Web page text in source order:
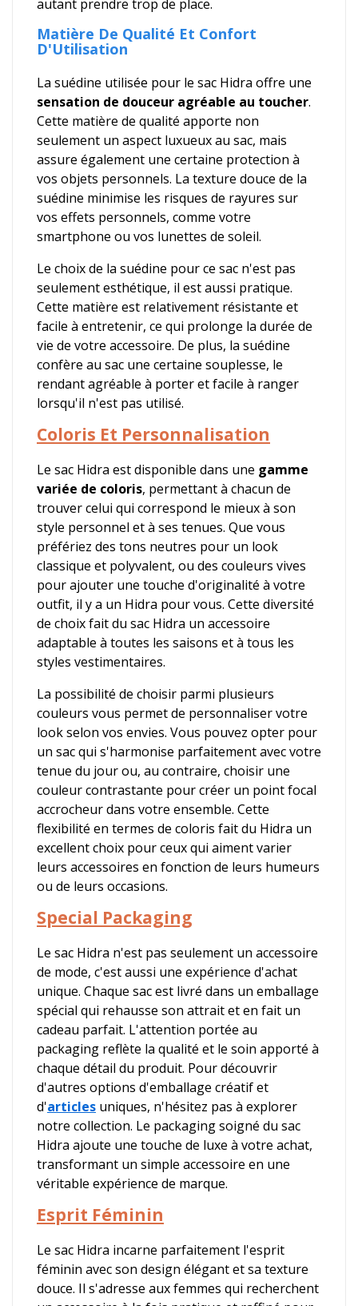
autant prendre trop de place.
Matière De Qualité Et Confort
D'Utilisation
La suédine utilisée pour le sac Hidra offre une
sensation de douceur agréable au toucher.
Cette matière de qualité apporte non
seulement un aspect luxueux au sac, mais
assure également une certaine protection à
vos objets personnels. La texture douce de la
suédine minimise les risques de rayures sur
vos effets personnels, comme votre
smartphone ou vos lunettes de soleil.
Le choix de la suédine pour ce sac n'est pas
seulement esthétique, il est aussi pratique.
Cette matière est relativement résistante et
facile à entretenir, ce qui prolonge la durée de
vie de votre accessoire. De plus, la suédine
confère au sac une certaine souplesse, le
rendant agréable à porter et facile à ranger
lorsqu'il n'est pas utilisé.
Coloris Et Personnalisation
Le sac Hidra est disponible dans une gamme
variée de coloris, permettant à chacun de
trouver celui qui correspond le mieux à son
style personnel et à ses tenues. Que vous
préfériez des tons neutres pour un look
classique et polyvalent, ou des couleurs vives
pour ajouter une touche d'originalité à votre
outfit, il y a un Hidra pour vous. Cette diversité
de choix fait du sac Hidra un accessoire
adaptable à toutes les saisons et à tous les
styles vestimentaires.
La possibilité de choisir parmi plusieurs
couleurs vous permet de personnaliser votre
look selon vos envies. Vous pouvez opter pour
un sac qui s'harmonise parfaitement avec votre
tenue du jour ou, au contraire, choisir une
couleur contrastante pour créer un point focal
accrocheur dans votre ensemble. Cette
flexibilité en termes de coloris fait du Hidra un
excellent choix pour ceux qui aiment varier
leurs accessoires en fonction de leurs humeurs
ou de leurs occasions.
Special Packaging
Le sac Hidra n'est pas seulement un accessoire
de mode, c'est aussi une expérience d'achat
unique. Chaque sac est livré dans un emballage
spécial qui rehausse son attrait et en fait un
cadeau parfait. L'attention portée au
packaging reflète la qualité et le soin apporté à
chaque détail du produit. Pour découvrir
d'autres options d'emballage créatif et
d'articles uniques, n'hésitez pas à explorer
notre collection. Le packaging soigné du sac
Hidra ajoute une touche de luxe à votre achat,
transformant un simple accessoire en une
véritable expérience de marque.
Esprit Féminin
Le sac Hidra incarne parfaitement l'esprit
féminin avec son design élégant et sa texture
douce. Il s'adresse aux femmes qui recherchent